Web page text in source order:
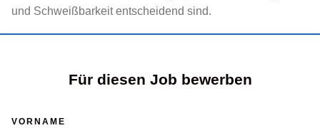
und Schweißbarkeit entscheidend sind.
Für diesen Job bewerben
VORNAME